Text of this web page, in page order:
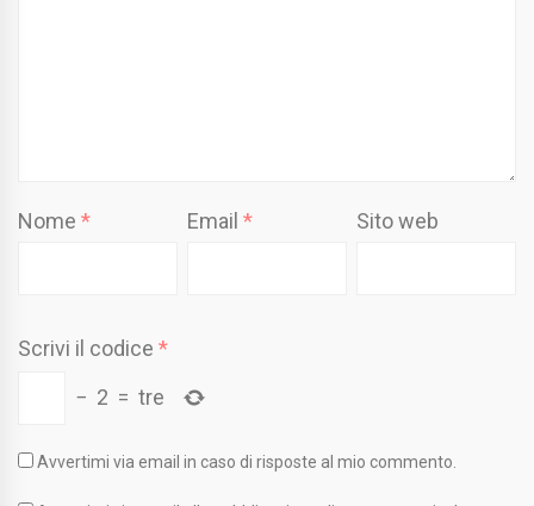
Nome * Email* Sito web
Scrivi il codice *
− 2 = tre
Avvertimi via email in caso di risposte al mio commento.